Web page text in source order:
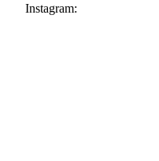
Instagram: